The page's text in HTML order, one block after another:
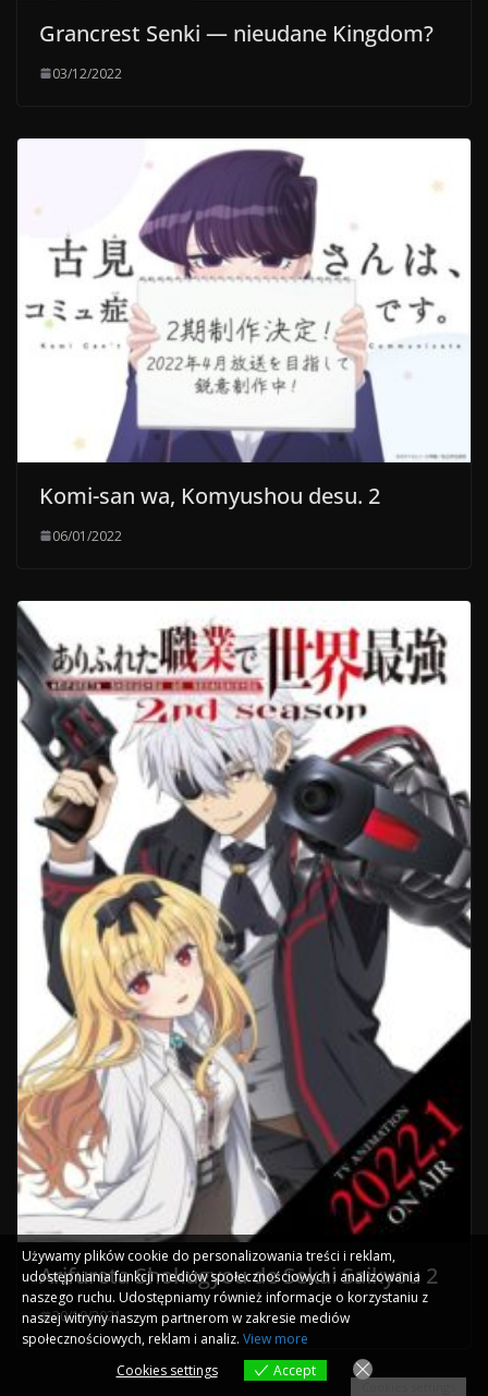
Grancrest Senki — nieudane Kingdom?
03/12/2022
Komi-san wa, Komyushou desu. 2
06/01/2022
Arifureta Shokugyou de Sekai Saikyou 2
20/10/2021
Używamy plików cookie do personalizowania treści i reklam,
udostępniania funkcji mediów społecznościowych i analizowania
naszego ruchu. Udostępniamy również informacje o korzystaniu z
naszej witryny naszym partnerom w zakresie mediów
społecznościowych, reklam i analiz. View more
Cookies settings
Accept